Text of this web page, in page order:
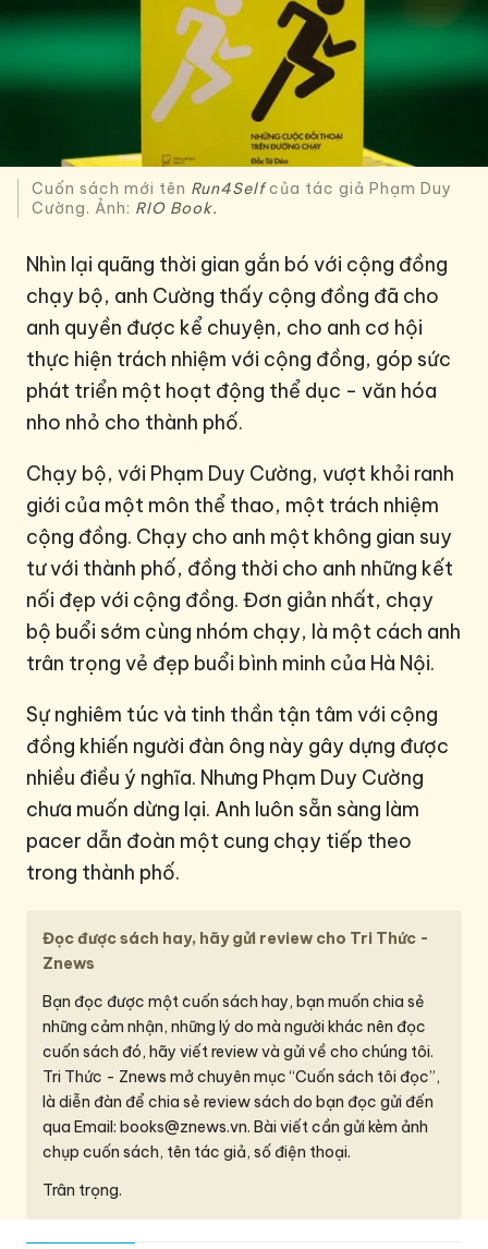
Cuốn sách mới tên Run4Selfcủa tác giả Phạm Duy
Cường. Ảnh: RIO Book.
Nhìn lại quãng thời gian gắn bó với cộng đồng
chạy bộ, anh Cường thấy cộng đồng đã cho
anh quyền được kể chuyện, cho anh cơ hội
thực hiện trách nhiệm với cộng đồng, góp sức
phát triển một hoạt động thể dục - văn hóa
nho nhỏ cho thành phố.
Chạy bộ, với Phạm Duy Cường, vượt khỏi ranh
giới của một môn thể thao, một trách nhiệm
cộng đồng. Chạy cho anh một không gian suy
tư với thành phố, đồng thời cho anh những kết
nối đẹp với cộng đồng. Đơn giản nhất, chạy
bộ buổi sớm cùng nhóm chạy, là một cách anh
trân trọng vẻ đẹp buổi bình minh của Hà Nội.
Sự nghiêm túc và tinh thần tận tâm với cộng
đồng khiến người đàn ông này gây dựng được
nhiều điều ý nghĩa. Nhưng Phạm Duy Cường
chưa muốn dừng lại. Anh luôn sẵn sàng làm
pacer dẫn đoàn một cung chạy tiếp theo
trong thành phố.
Đọc được sách hay, hãy gửi review cho Tri Thức -
Znews
Bạn đọc được một cuốn sách hay, bạn muốn chia sẻ
những cảm nhận, những lý do mà người khác nên đọc
cuốn sách đó, hãy viết review và gửi về cho chúng tôi.
Tri Thức - Znews mở chuyên mục “Cuốn sách tôi đọc”,
là diễn đàn để chia sẻ review sách do bạn đọc gửi đến
qua Email:books@znews.vn. Bài viết cần gửi kèm ảnh
chụp cuốn sách, tên tác giả, số điện thoại.
Trân trọng.